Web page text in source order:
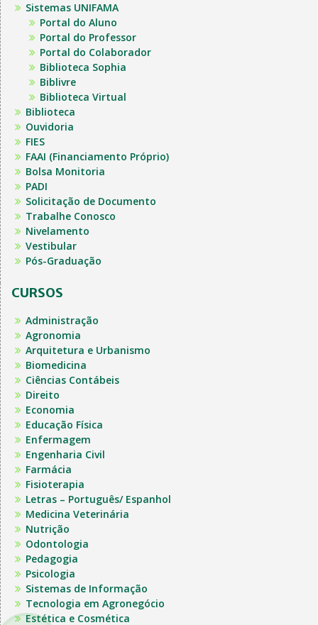
Sistemas UNIFAMA
Portal do Aluno
Portal do Professor
Portal do Colaborador
Biblioteca Sophia
Biblivre
Biblioteca Virtual
Biblioteca
Ouvidoria
FIES
FAAI (Financiamento Próprio)
Bolsa Monitoria
PADI
Solicitação de Documento
Trabalhe Conosco
Nivelamento
Vestibular
Pós-Graduação
CURSOS
Administração
Agronomia
Arquitetura e Urbanismo
Biomedicina
Ciências Contábeis
Direito
Economia
Educação Física
Enfermagem
Engenharia Civil
Farmácia
Fisioterapia
Letras – Português/ Espanhol
Medicina Veterinária
Nutrição
Odontologia
Pedagogia
Psicologia
Sistemas de Informação
Tecnologia em Agronegócio
Estética e Cosmética